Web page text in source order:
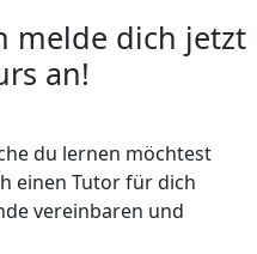
melde dich jetzt
an!
du lernen möchtest
einen Tutor für dich
vereinbaren und